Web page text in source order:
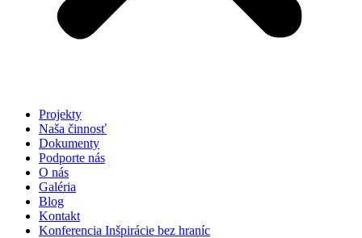
Projekty
Naša činnosť
Dokumenty
Podporte nás
O nás
Galéria
Blog
Kontakt
Konferencia Inšpirácie bez hraníc